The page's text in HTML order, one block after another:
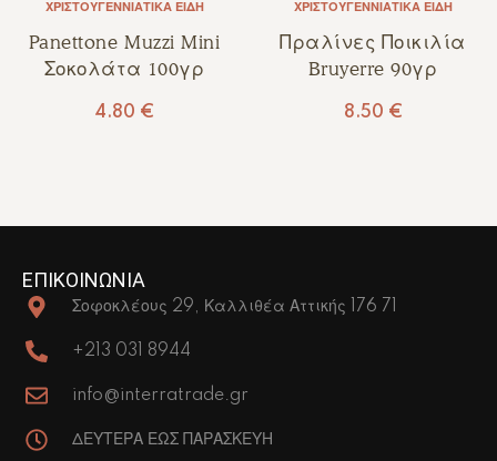
ΧΡΙΣΤΟΥΓΕΝΝΙΆΤΙΚΑ ΕΊΔΗ
Panettone Muzzi Mini
Σοκολάτα 100γρ
4.80 €
ΧΡΙΣΤΟΥΓΕΝΝΙΆΤΙΚΑ ΕΊΔΗ
Πραλίνες Ποικιλία
Bruyerre 90γρ
8.50 €
ΕΠΙΚΟΙΝΩΝΙΑ
Σοφοκλέους 29, Καλλιθέα Αττικής 176 71
+213 031 8944
info@interratrade.gr
ΔΕΥΤΕΡΑ ΕΩΣ ΠΑΡΑΣΚΕΥΗ